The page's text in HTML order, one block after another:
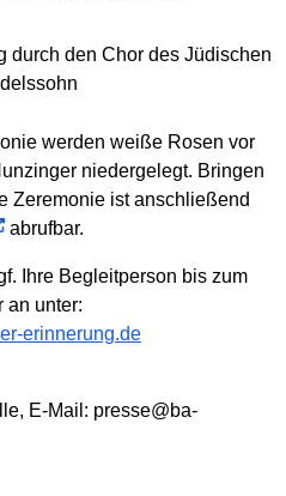
durch den Chor des Jüdischen
werden weiße Rosen vor
niedergelegt. Bringen
Zeremonie ist anschließend
abrufbar.
Ihre Begleitperson bis zum
an unter:
erinnerung.de
E-Mail: presse@ba-